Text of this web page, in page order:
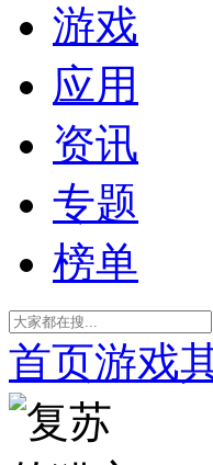
游戏
应用
资讯
专题
榜单
首页游戏